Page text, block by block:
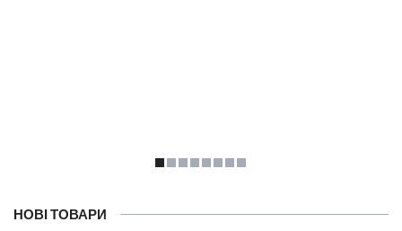
НОВІ ТОВАРИ